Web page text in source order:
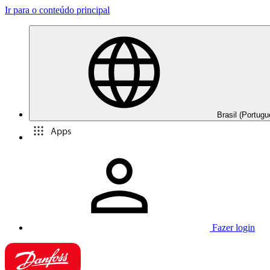
Ir para o conteúdo principal
Brasil
Apps
Fazer login